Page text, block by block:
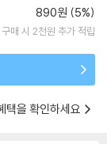
890원 (5%)
매 시 2천원 추가 적립
택을 확인하세요